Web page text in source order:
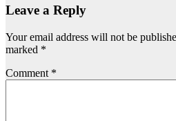
Leave a Reply
Your email address will not be
marked *
Comment *